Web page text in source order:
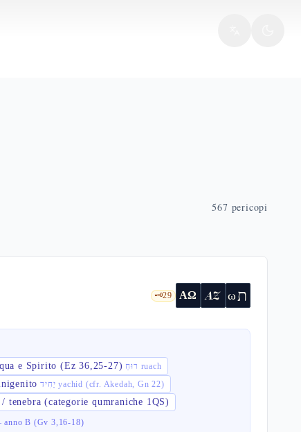
567 pericopi
🗝️29 ΑΩ AZ ωת
e Spirito (Ez 36,25-27) רוּחַ ruach
יָחִיד yachid (cfr. Akedah, Gn 22)
tenebra (categorie qumraniche 1QS)
anno B (Gv 3,16-18)